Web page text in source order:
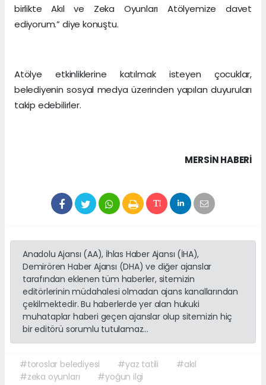
birlikte Akıl ve Zeka Oyunları Atölyemize davet
ediyorum.” diye konuştu.
Atölye etkinliklerine katılmak isteyen çocuklar,
belediyenin sosyal medya üzerinden yapılan duyuruları
takip edebilirler.
MERSIN HABERİ
Anadolu Ajansı (AA), İhlas Haber Ajansı (İHA),
Demirören Haber Ajansı (DHA) ve diğer ajanslar
tarafından eklenen tüm haberler, sitemizin
editörlerinin müdahalesi olmadan ajans kanallarından
çekilmektedir. Bu haberlerde yer alan hukuki
muhataplar haberi geçen ajanslar olup sitemizin hiç
bir editörü sorumlu tutulamaz...
#toroslar belediyesi #yaz tatili
#akıl
#zeka oyunları
#yoğun ilgi